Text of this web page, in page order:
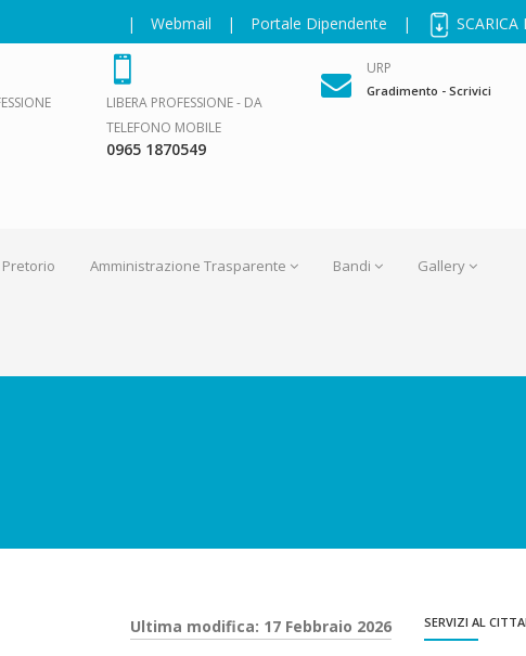
| Webmail | Portale Dipendente | SCARICA
LIBERA PROFESSIONE - DA
TELEFONO MOBILE
0965 1870549
URP
Gradimento - Scrivici
Amministrazione Trasparente Bandi Gallery
Ultima modifica: 17 Febbraio 2026 SERVIZI AL